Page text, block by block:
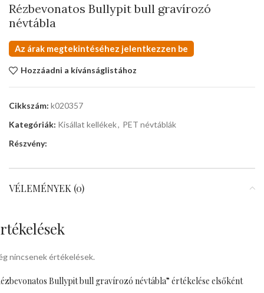
Rézbevonatos Bullypit bull gravírozó
névtábla
Az árak megtekintéséhez jelentkezzen be
Hozzáadni a kívánságlistához
Cikkszám: k020357
Kategóriák: Kisállat kellékek, PET névtáblák
Részvény:
VÉLEMÉNYEK (0)
nincsenek értékelések.
Bullypit bull gravírozó névtábla” értékelése elsőként